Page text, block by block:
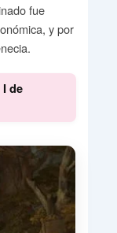
fue
y por
de